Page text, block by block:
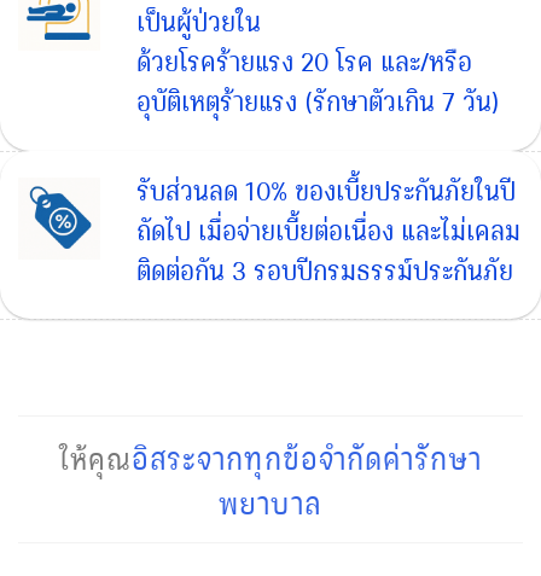
เป็นผู้ป่วยใน
ด้วยโรคร้ายแรง 20 โรค และ/หรือ
อุบัติเหตุร้ายแรง (รักษาตัวเกิน 7 วัน)
รับส่วนลด 10% ของเบี้ยประกันภัยในปี
ถัดไป เมื่อจ่ายเบี้ยต่อเนื่อง และไม่เคลม
ติดต่อกัน 3 รอบปีกรมธรรม์ประกันภัย
ให้คุณอิสระจากทุกข้อจำกัดค่ารักษา
พยาบาล